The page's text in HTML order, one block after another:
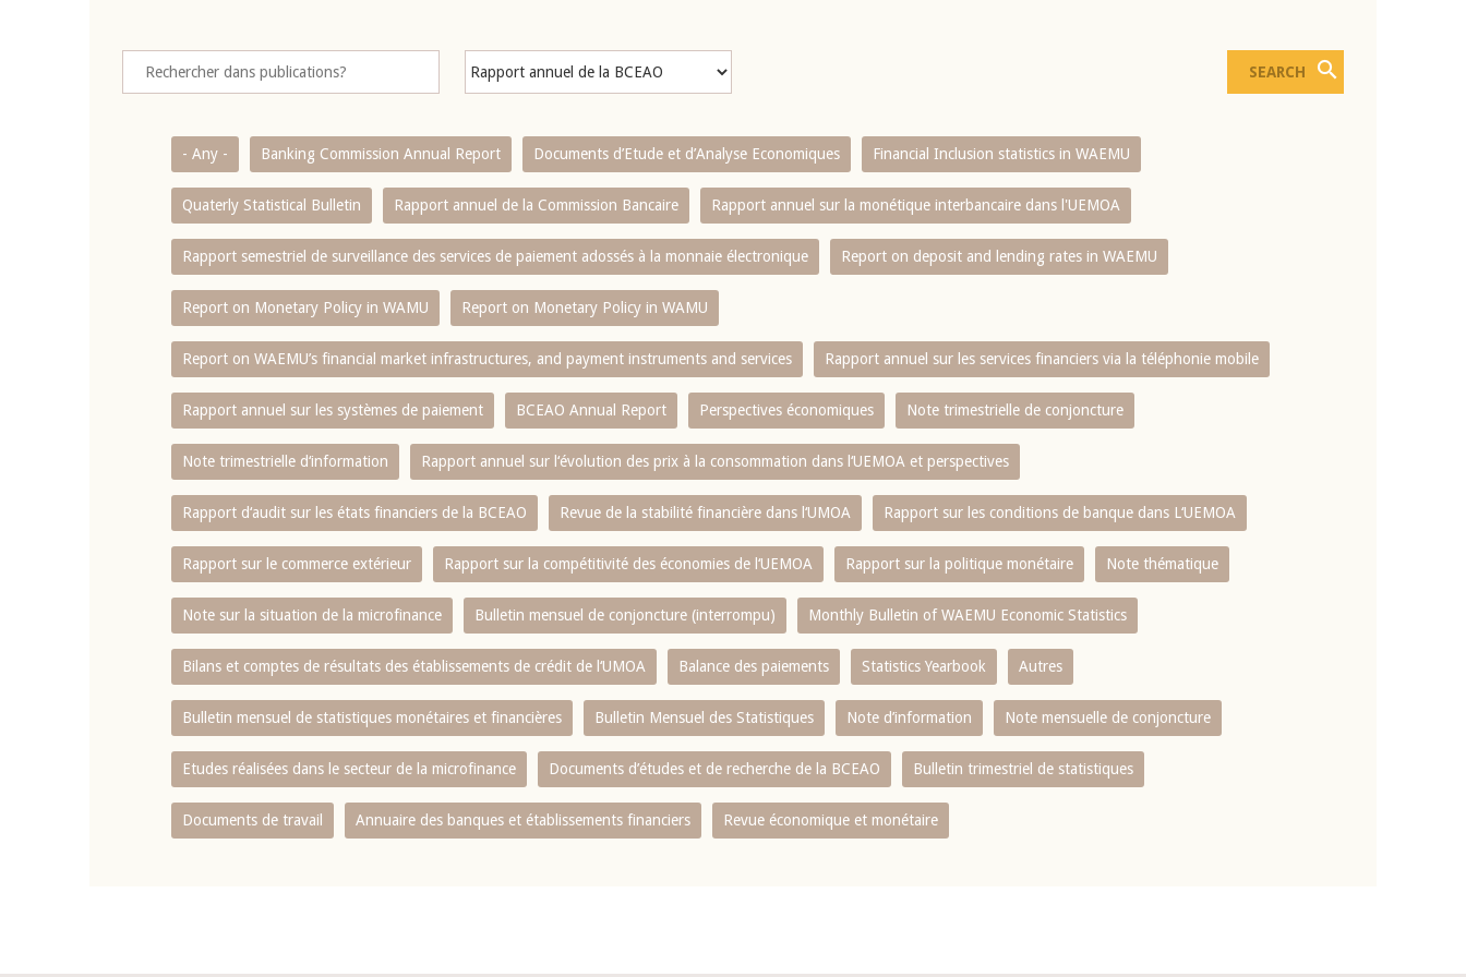
- Any - Banking Commission Annual Report Documents d’Etude et d’Analyse Economiques Financial Inclusion statistics in WAEMU
Quaterly Statistical Bulletin Rapport annuel de la Commission Bancaire Rapport annuel sur la monétique interbancaire dans l'UEMOA
Rapport semestriel de surveillance des services de paiement adossés à la monnaie électronique Report on deposit and lending rates in WAEMU
Report on Monetary Policy in WAMU Report on Monetary Policy in WAMU
Report on WAEMU’s financial market infrastructures, and payment instruments and services Rapport annuel sur les services financiers via la téléphonie mobile
Rapport annuel sur les systèmes de paiement BCEAO Annual Report Perspectives économiques Note trimestrielle de conjoncture
Note trimestrielle d‘information Rapport annuel sur l‘évolution des prix à la consommation dans l‘UEMOA et perspectives
Rapport d‘audit sur les états financiers de la BCEAO Revue de la stabilité financière dans l‘UMOA Rapport sur les conditions de banque dans L‘UEMOA
Rapport sur le commerce extérieur Rapport sur la compétitivité des économies de l‘UEMOA Rapport sur la politique monétaire Note thématique
Note sur la situation de la microfinance Bulletin mensuel de conjoncture (interrompu) Monthly Bulletin of WAEMU Economic Statistics
Bilans et comptes de résultats des établissements de crédit de l‘UMOA Balance des paiements Statistics Yearbook Autres
Bulletin mensuel de statistiques monétaires et financières Bulletin Mensuel des Statistiques Note d’information Note mensuelle de conjoncture
Etudes réalisées dans le secteur de la microfinance Documents d’études et de recherche de la BCEAO Bulletin trimestriel de statistiques
Documents de travail Annuaire des banques et établissements financiers Revue économique et monétaire